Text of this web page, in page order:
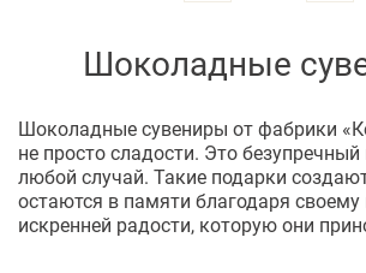
Шоколадные
Шоколадные сувениры от фабрики
не просто сладости. Это безупречный
любой случай. Такие подарки
остаются в памяти благодаря своему
искренней радости, которую они